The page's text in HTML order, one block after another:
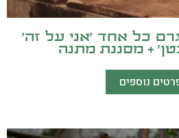
שיקויים 40 גרם כל אחד ׳אני על זה׳
+ מסננת מתנה
נוספים